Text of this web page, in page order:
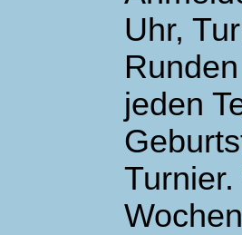
Uhr,
jeden